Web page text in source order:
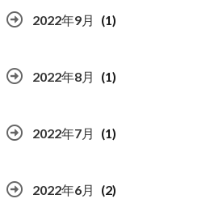
2022年9月 (1)
2022年8月 (1)
2022年7月 (1)
2022年6月 (2)